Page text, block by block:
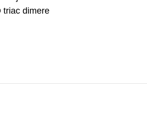
triac dimere